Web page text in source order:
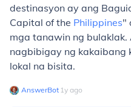
destinasyon ay ang
Capital of the Philippines"
mga tanawin ng
nagbibigay ng kakaibang
lokal na bisita.
AnswerBot∙ 1y ago